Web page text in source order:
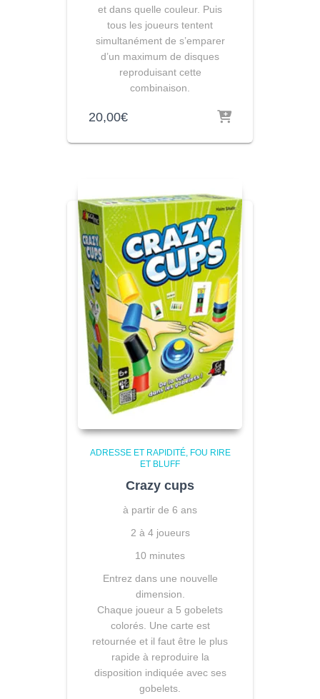
et dans quelle couleur. Puis
tous les joueurs tentent
simultanément de s’emparer
d’un maximum de disques
reproduisant cette
combinaison.
20,00€
ADRESSE ET RAPIDITÉ FOU RIRE
ET BLUFF
Crazy cups
à partir de 6 ans
2 à 4 joueurs
10 minutes
Entrez dans une nouvelle
dimension.
Chaque joueur a 5 gobelets
colorés. Une carte est
retournée et il faut être le plus
rapide à reproduire la
disposition indiquée avec ses
gobelets.